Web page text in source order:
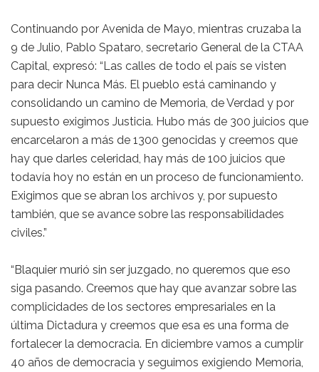
Continuando por Avenida de Mayo, mientras cruzaba la
9 de Julio, Pablo Spataro, secretario General de la CTAA
Capital, expresó: “Las calles de todo el país se visten
para decir Nunca Más. El pueblo está caminando y
consolidando un camino de Memoria, de Verdad y por
supuesto exigimos Justicia. Hubo más de 300 juicios que
encarcelaron a más de 1300 genocidas y creemos que
hay que darles celeridad, hay más de 100 juicios que
todavía hoy no están en un proceso de funcionamiento.
Exigimos que se abran los archivos y, por supuesto
también, que se avance sobre las responsabilidades
civiles.”
“Blaquier murió sin ser juzgado, no queremos que eso
siga pasando. Creemos que hay que avanzar sobre las
complicidades de los sectores empresariales en la
última Dictadura y creemos que esa es una forma de
fortalecer la democracia. En diciembre vamos a cumplir
40 años de democracia y seguimos exigiendo Memoria,